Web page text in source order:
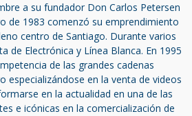
a su fundador Don Carlos Petersen
de 1983 comenzó su emprendimiento
centro de Santiago. Durante varios
de Electrónica y Línea Blanca. En 1995
de las grandes cadenas
especializándose en la venta de videos
en la actualidad en una de las
e icónicas en la comercialización de